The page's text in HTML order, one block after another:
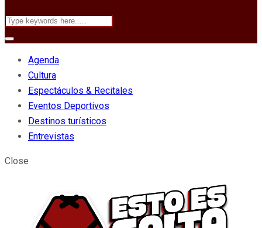
Agenda
Cultura
Espectáculos & Recitales
Eventos Deportivos
Destinos turísticos
Entrevistas
Close